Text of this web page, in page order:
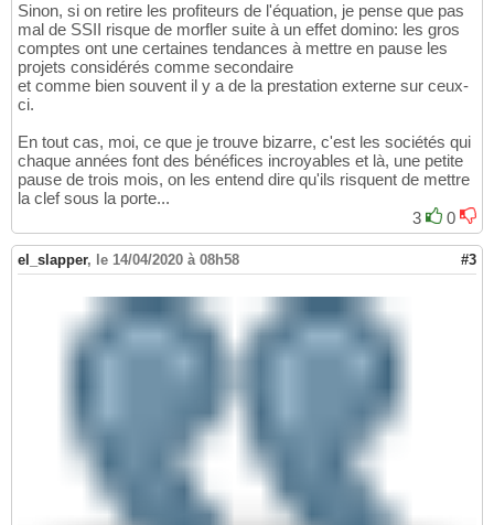
Sinon, si on retire les profiteurs de l'équation, je pense que pas
mal de SSII risque de morfler suite à un effet domino: les gros
comptes ont une certaines tendances à mettre en pause les
projets considérés comme secondaire
et comme bien souvent il y a de la prestation externe sur ceux-
ci.
En tout cas, moi, ce que je trouve bizarre, c'est les sociétés qui
chaque années font des bénéfices incroyables et là, une petite
pause de trois mois, on les entend dire qu'ils risquent de mettre
la clef sous la porte...
3
0
el_slapper, le 14/04/2020 à 08h58 #3